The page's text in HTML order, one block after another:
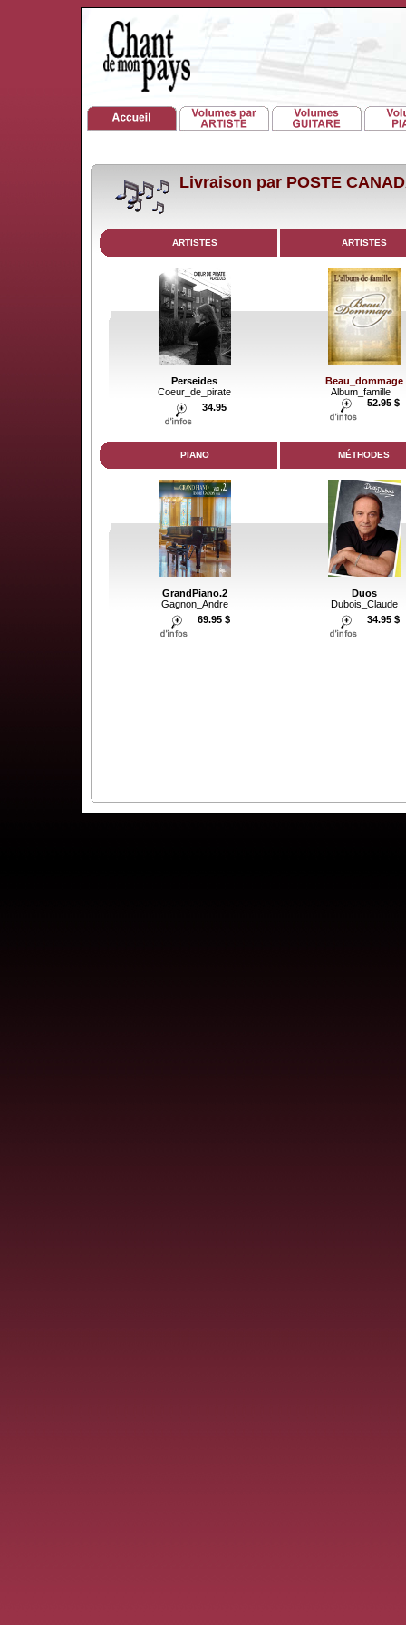
Livraison par POSTE
ARTISTES ARTISTES
Perseides
Coeur_de_pirate
34.95
Beau_dommage
Album_famille
52.95 $
PIANO MÉTHODES
GrandPiano.2
Gagnon_Andre
69.95 $
Duos
Dubois_Claude
34.95 $